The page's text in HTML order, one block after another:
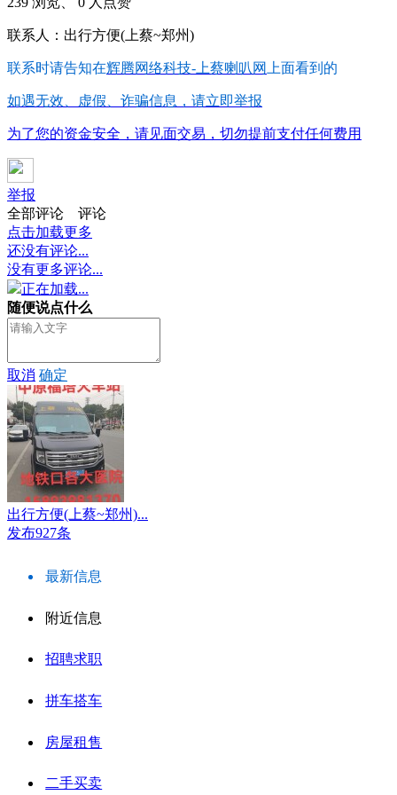
联系人：出行方便(上蔡~郑州)
联系时请告知在辉腾网络科技-上蔡喇叭网 上面看到的
如遇无效、虚假、诈骗信息，请立即举报
为了您的资金安全，请见面交易，切勿提前支付任何费用
举报
全部评论
评论
点击加载更多
还没有评论...
没有更多评论...
正在加载...
随便说点什么
取消 确定
出行方便(上蔡~郑州)...
发布927条
最新信息
附近信息
招聘求职
拼车搭车
房屋租售
二手买卖